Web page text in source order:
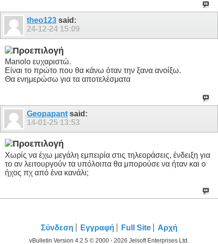
theo123 said:
24-12-24 15:09
Manolo ευχαριστώ.
Είναι το πρώτο που θα κάνω όταν την ξανα ανοίξω.
Θα ενημερώσω για τα αποτελέσματα
Geopapant said:
14-01-25 13:53
Χωρίς να έχω μεγάλη εμπειρία στις τηλεοράσεις, ένδειξη για
το αν λειτουργούν τα υπόλοιπα θα μπορούσε να ήταν και ο
ήχος πχ από ένα κανάλι;
Σύνδεση Εγγραφή Full Site Αρχή
vBulletin Version 4.2.5 © 2000 - 2026 Jelsoft Enterprises Ltd.